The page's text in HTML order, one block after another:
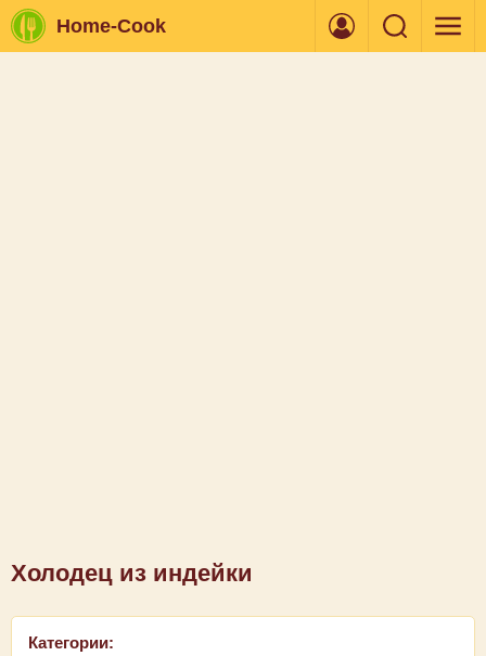
Home-Cook
Холодец из индейки
Категории: